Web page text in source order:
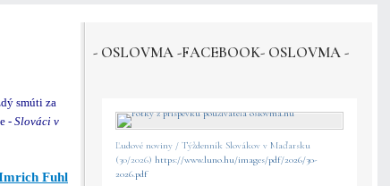
smúti za
-Slováci v
Fuhl
- OSLOVMA -FACEBOOK- OSLOVMA -
Ľudové noviny / Týždenník Slovákov v Maďarsku
(30/2026) https://www.luno.hu/images/pdf/2026/30-
2026.pdf